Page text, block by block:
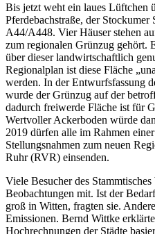
Bis jetzt weht ein laues Lüftchen
Pferdebachstraße, der Stockumer
A44/A448. Vier Häuser stehen
zum regionalen Grünzug gehört.
über dieser landwirtschaftlich
Regionalplan ist diese Fläche
werden. In der Entwurfsfassung
wurde der Grünzug auf der
dadurch freiwerde Fläche ist für
Wertvoller Ackerboden würde
2019 dürfen alle im Rahmen
Stellungsnahmen zum neuen
Ruhr (RVR) einsenden.
Viele Besucher des
Beobachtungen mit. Ist der
groß in Witten, fragten sie.
Emissionen. Bernd Wittke
Hochrechnungen der Städte